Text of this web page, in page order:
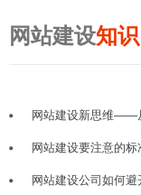
网站建设知识
网站建设新思维——
网站建设要注意的标
网站建设公司如何避